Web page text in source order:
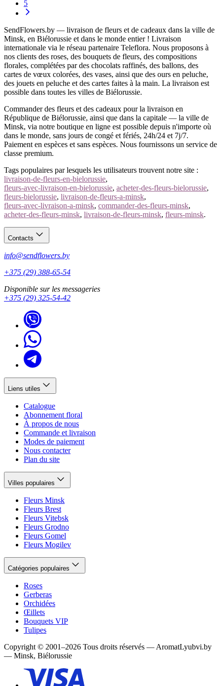
5
SendFlowers.by — livraison de fleurs et de cadeaux dans la ville de
Minsk, en Biélorussie et dans le monde entier ! Livraison
internationale via le réseau partenaire Teleflora. Nous proposons à
nos clients des roses, des bouquets de fleurs, des compositions
florales, complétées par des chocolats raffinés, des ballons, des
cartes de vœux colorées, des vases, ainsi que des ours en peluche,
des jouets en peluche et des cartes faites à la main. La livraison est
possible dans toutes les villes de Biélorussie.
Commander des fleurs et des cadeaux pour la livraison en
République de Biélorussie, ainsi que dans la capitale — la ville de
Minsk, via notre boutique en ligne est possible depuis n'importe où
dans le monde, sans jours de congé et fériés, 24h/24 et 7j/7.
Paiement en espèces et sans espèces. Nous fournissons un service de
classe premium.
Tags populaires par lesquels les utilisateurs trouvent notre site :
livraison-de-fleurs-en-bielorussie,
fleurs-avec-livraison-en-bielorussie, acheter-des-fleurs-bielorussie,
fleurs-bielorussie, livraison-de-fleurs-a-minsk,
fleurs-avec-livraison-a-minsk, commander-des-fleurs-minsk,
acheter-des-fleurs-minsk, livraison-de-fleurs-minsk, fleurs-minsk.
Contacts
info@sendflowers.by
+375 (29) 388-65-54
Disponible sur les messageries
+375 (29) 325-54-42
Liens utiles
Catalogue
Abonnement floral
À propos de nous
Commande et livraison
Modes de paiement
Nous contacter
Plan du site
Villes populaires
Fleurs Minsk
Fleurs Brest
Fleurs Vitebsk
Fleurs Grodno
Fleurs Gomel
Fleurs Mogilev
Catégories populaires
Roses
Gerberas
Orchidées
Œillets
Bouquets VIP
Tulipes
Copyright © 2001–2026 Tous droits réservés — AromatLyubvi.by
— Minsk, Biélorussie